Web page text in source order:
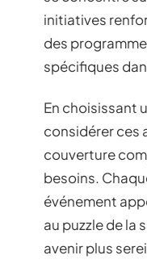
initiatives
des
spécifiques
En choisissant
considérer ces
couverture
besoins.
événement
au puzzle de la
avenir plus